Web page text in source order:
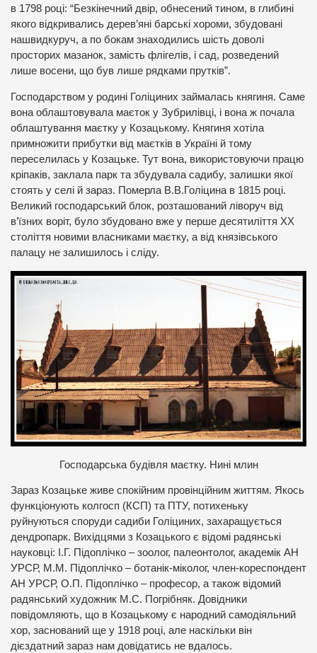
в 1798 році: “Безкінечний двір, обнесений тином, в глибині
якого відкривались дерев’яні барські хороми, збудовані
нашвидкуруч, а по бокам знаходились шість доволі
просторих мазанок, замість флігелів, і сад, розведений
лише восени, що був лише рядками прутків”.
Господарством у родині Голіциних займалась княгиня. Саме
вона облаштовувала маєток у Зубрилівці, і вона ж почала
облаштування маєтку у Козацькому. Княгиня хотіла
примножити прибутки від маєтків в Україні й тому
переселилась у Козацьке. Тут вона, використовуючи працю
кріпаків, заклала парк та збудувала садибу, залишки якої
стоять у селі й зараз. Померла В.В.Голіцина в 1815 році.
Великий господарський блок, розташований ліворуч від
в’їзних воріт, було збудовано вже у перше десятиліття ХХ
століття новими власниками маєтку, а від князівського
палацу не залишилось і сліду.
Господарська будівля маєтку. Нині млин
Зараз Козацьке живе спокійним провінційним життям. Якось
функціонують колгосп (КСП) та ПТУ, потихеньку
руйнуються споруди садиби Голіциних, захаращується
дендропарк. Вихідцями з Козацького є відомі радянські
науковці: І.Г. Підоплічко – зоолог, палеонтолог, академік АН
УРСР, М.М. Підоплічко – ботанік-міколог, член-кореспондент
АН УРСР, О.П. Підоплічко – професор, а також відомий
радянський художник М.С. Погрібняк. Довідники
повідомляють, що в Козацькому є народний самодіяльний
хор, заснований ще у 1918 році, але наскільки він
дієздатний зараз нам довідатись не вдалось.